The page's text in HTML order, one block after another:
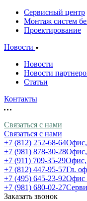
Сервисный центр
Монтаж систем
Проектирование
Новости
Новости
Новости
Статьи
Контакты
Связаться с нами
Связаться с нами
+7 (812) 252-68-64Офис,
+7 (981) 878-30-28
+7 (911) 709-35-29Офис,
+7 (812) 447-95-57Гл.
+7 (495) 645-23-92Офис
+7 (981) 680-02-27
Заказать звонок